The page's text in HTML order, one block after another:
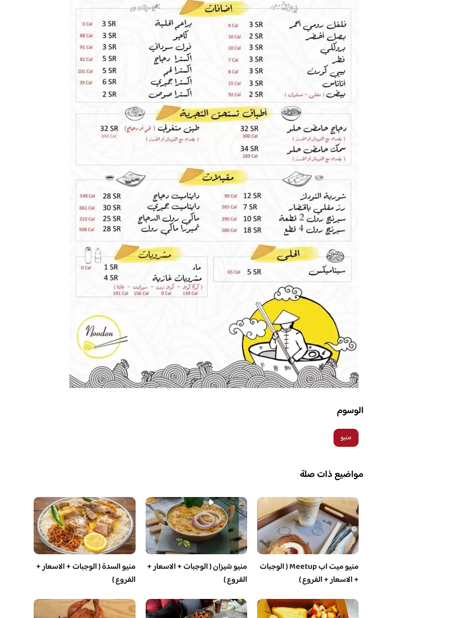
الوسوم
منيو
مواضيع ذات صلة
منيو ميت اب Meetup ( الوجبات
+ الاسعار + الفروع )
منيو شيزان ( الوجبات + الاسعار +
الفروع )
منيو السدة ( الوجبات + الاسعار +
الفروع )